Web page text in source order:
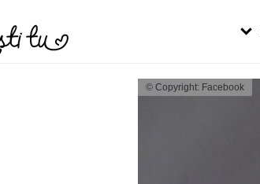
© Copyright: Facebook